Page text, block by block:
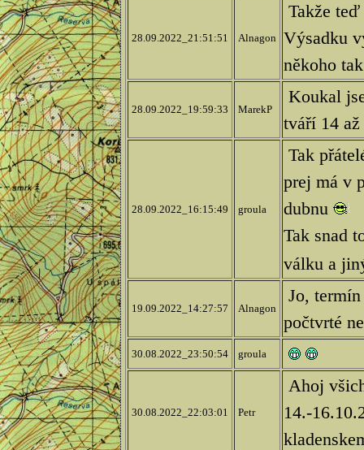
28.09.2022_21:51:51 Alnagon
Takže
Výsadku
někoho
28.09.2022_19:59:33 MarekP
Koukal
tváří 14
28.09.2022_16:15:49 groula
Tak
prej má v
dubnu
Tak snad
válku a
19.09.2022_14:27:57 Alnagon
Jo,
počtvrté
30.08.2022_23:50:54 groula
30.08.2022_22:03:01 Petr
Ahoj
14.-